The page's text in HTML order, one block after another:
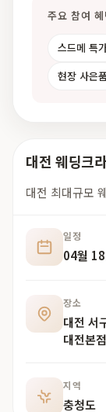
주요 참여 혜
스드메 특
현장 사은품
대전 웨딩크
대전 최대규모
일정
04월
장소
대전 서
대전본
지역
충청도